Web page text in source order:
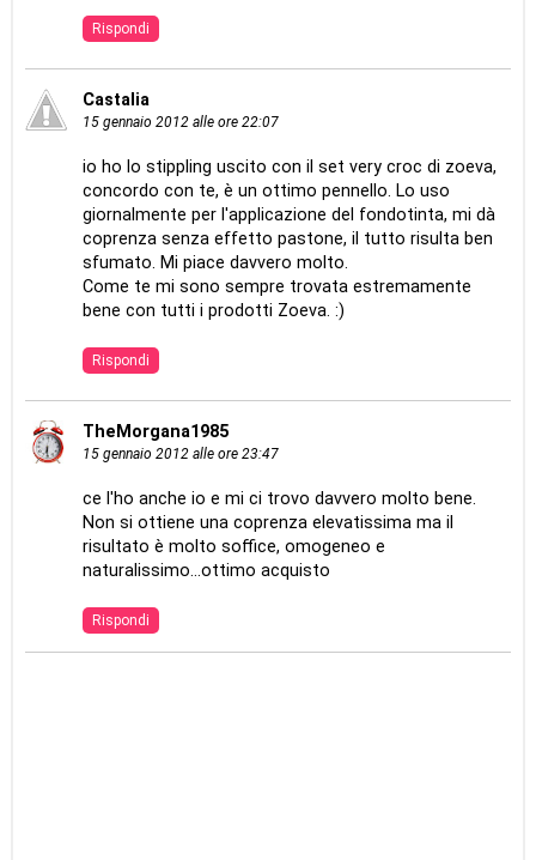
Rispondi
Castalia
15 gennaio 2012 alle ore 22:07
io ho lo stippling uscito con il set very croc di zoeva,
concordo con te, è un ottimo pennello. Lo uso
giornalmente per l'applicazione del fondotinta, mi dà
coprenza senza effetto pastone, il tutto risulta ben
sfumato. Mi piace davvero molto.
Come te mi sono sempre trovata estremamente
bene con tutti i prodotti Zoeva. :)
Rispondi
TheMorgana1985
15 gennaio 2012 alle ore 23:47
ce l'ho anche io e mi ci trovo davvero molto bene.
Non si ottiene una coprenza elevatissima ma il
risultato è molto soffice, omogeneo e
naturalissimo...ottimo acquisto
Rispondi